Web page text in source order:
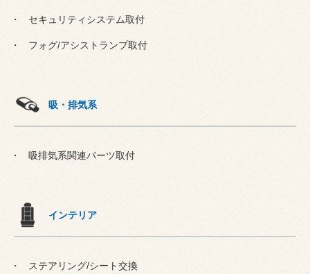
セキュリティシステム取付
フォグ/アシストランプ取付
吸・排気系
吸排気系関連パーツ取付
インテリア
ステアリング/シート交換